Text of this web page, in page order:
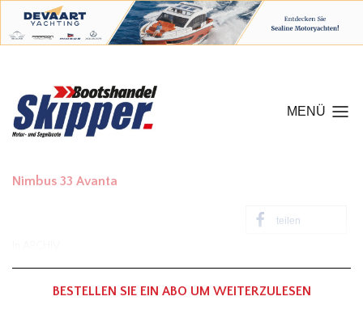
MENÜ
Nimbus 33 Avanta
teilen
BESTELLEN SIE EIN ABO UM WEITERZULESEN